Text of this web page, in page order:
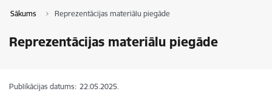
Sākums Reprezentācijas materiālu piegāde
Reprezentācijas materiālu piegāde
Publikācijas datums: 22.05.2025.